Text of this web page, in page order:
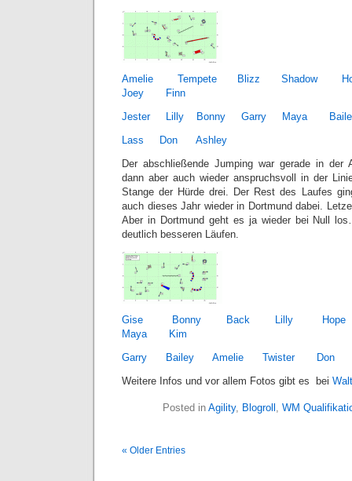
Amelie Tempete Blizz Shadow
Joey
Finn
Jester
Lilly Bonny Garry Maya
Lass
Don
Ashley
Der abschließende Jumping war gerade in der
dann aber auch wieder anspruchsvoll in der
Stange der Hürde drei. Der Rest des Laufes
auch dieses Jahr wieder in Dortmund dabei.
Aber in Dortmund geht es ja wieder bei Null
deutlich besseren Läufen.
Gise Bonny Back Lilly
Hope
Maya
Kim
Garry
Bailey Amelie Twister
Don
Weitere Infos und vor allem Fotos gibt es bei
Posted in Agility, Blogroll , WM
« Older Entries